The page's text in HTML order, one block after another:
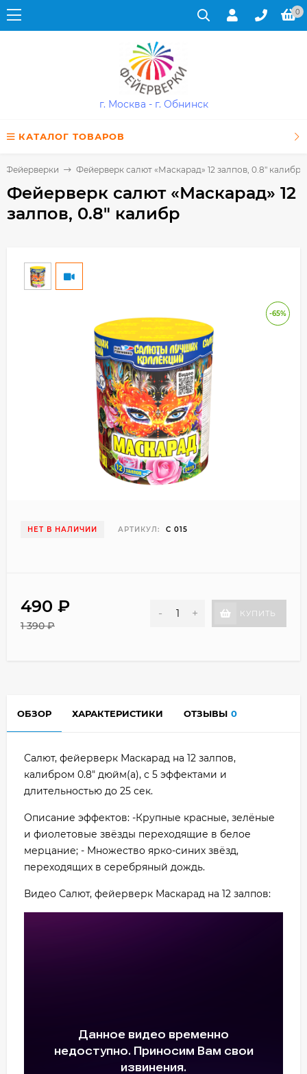
0
г. Москва - г. Обнинск
КАТАЛОГ ТОВАРОВ
Фейерверки Фейерверк салют «Маскарад» 12 залпов, 0.8" калибр
Фейерверк салют «Маскарад» 12
залпов, 0.8" калибр
-65%
НЕТ В НАЛИЧИИ АРТИКУЛ: С 015
490 ₽
1 390₽
- + КУПИТЬ
ОБЗОР ХАРАКТЕРИСТИКИ ОТЗЫВЫ 0
Салют, фейерверк Маскарад на 12 залпов,
калибром 0.8" дюйм(а), с 5 эффектами и
длительностью до 25 сек.
Описание эффектов: -Крупные красные, зелёные
и фиолетовые звёзды переходящие в белое
мерцание; - Множество ярко-синих звёзд,
переходящих в серебряный дождь.
Видео Салют, фейерверк Маскарад на 12 залпов: